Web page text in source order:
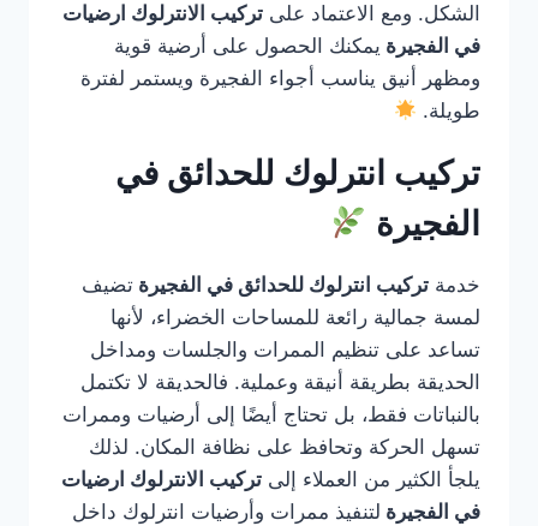
الشكل. ومع الاعتماد على تركيب الانترلوك ارضيات
في الفجيرة يمكنك الحصول على أرضية قوية
ومظهر أنيق يناسب أجواء الفجيرة ويستمر لفترة
طويلة.
تركيب انترلوك للحدائق في
الفجيرة
خدمة تركيب انترلوك للحدائق في الفجيرة تضيف
لمسة جمالية رائعة للمساحات الخضراء، لأنها
تساعد على تنظيم الممرات والجلسات ومداخل
الحديقة بطريقة أنيقة وعملية. فالحديقة لا تكتمل
بالنباتات فقط، بل تحتاج أيضًا إلى أرضيات وممرات
تسهل الحركة وتحافظ على نظافة المكان. لذلك
يلجأ الكثير من العملاء إلى تركيب الانترلوك ارضيات
في الفجيرة لتنفيذ ممرات وأرضيات انترلوك داخل